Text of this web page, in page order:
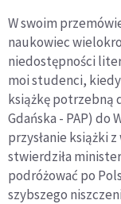
W swoim
naukowiec
niedostępności
moi studenci, kiedy
książkę potrzebną
Gdańska - PAP) do
przysłanie książki
stwierdziła
podróżować po
szybszego